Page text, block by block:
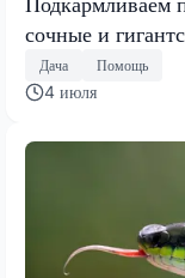
сочные и
Дача Помощь
4 июля